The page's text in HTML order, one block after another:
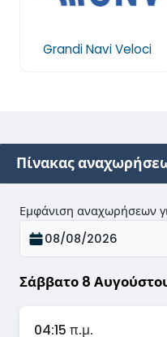
Grandi Navi Veloci
Πίνακας
Σάββατο 8
Εμφάνιση αναχωρήσεων
08/08/2026
04:15 π.μ.